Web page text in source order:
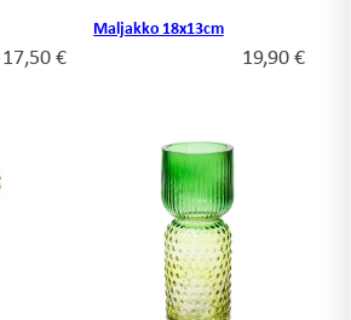
17,50€
Maljakko 18x13cm
19,90€